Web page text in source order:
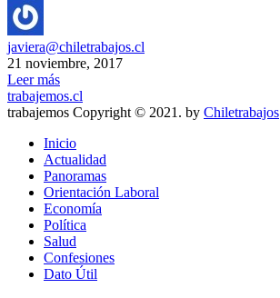
javiera@chiletrabajos.cl
21 noviembre, 2017
Leer más
trabajemos.cl
trabajemos Copyright © 2021. by Chiletrabajos
Inicio
Actualidad
Panoramas
Orientación Laboral
Economía
Política
Salud
Confesiones
Dato Útil